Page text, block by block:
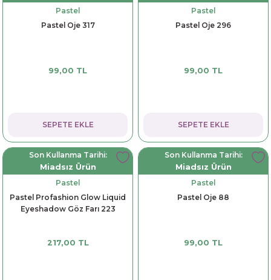
Pastel
Pastel Oje 317
99,00 TL
SEPETE EKLE
Pastel
Pastel Oje 296
99,00 TL
SEPETE EKLE
Son Kullanma Tarihi:
Miadsız Ürün
Pastel
Pastel Profashion Glow Liquid
Eyeshadow Göz Farı 223
217,00 TL
Son Kullanma Tarihi:
Miadsız Ürün
Pastel
Pastel Oje 88
99,00 TL